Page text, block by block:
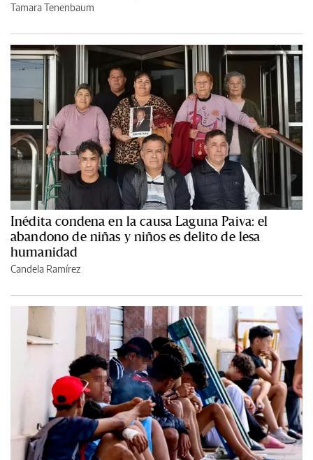
Tamara Tenenbaum
Inédita condena en la causa Laguna Paiva: el
abandono de niñas y niños es delito de lesa
humanidad
Candela Ramírez